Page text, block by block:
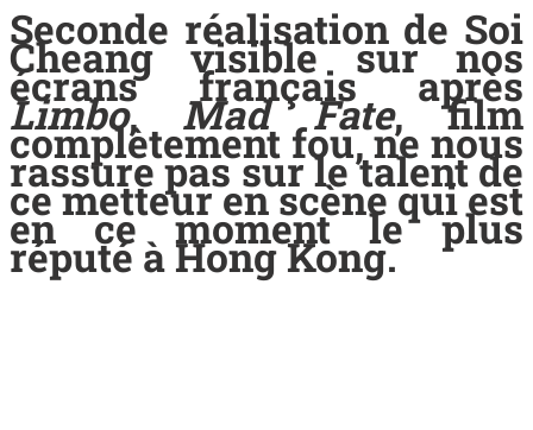
Seconde réalisation de Soi
Cheang visible sur nos
écrans français après
Limbo, Mad Fate, film
complètement fou, ne nous
rassure pas sur le talent de
ce metteur en scène qui est
en ce moment le plus
réputé à Hong Kong.